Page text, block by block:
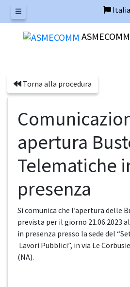
Menu
ASMECOMM
Torna alla procedura
apertura
Telematiche
presenza
Si comunica che l’apertura delle
prevista per il giorno 21.06.2023
in presenza presso la sede del
Lavori Pubblici”, in via Le
(NA).